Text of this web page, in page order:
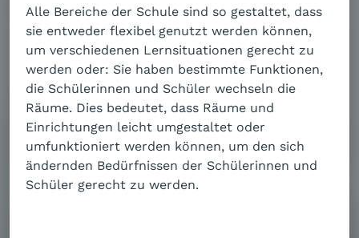
Alle Bereiche der Schule sind so gestaltet, dass
sie entweder flexibel genutzt werden können,
um verschiedenen Lernsituationen gerecht zu
werden oder: Sie haben bestimmte Funktionen,
die Schülerinnen und Schüler wechseln die
Räume. Dies bedeutet, dass Räume und
Einrichtungen leicht umgestaltet oder
umfunktioniert werden können, um den sich
ändernden Bedürfnissen der Schülerinnen und
Schüler gerecht zu werden.